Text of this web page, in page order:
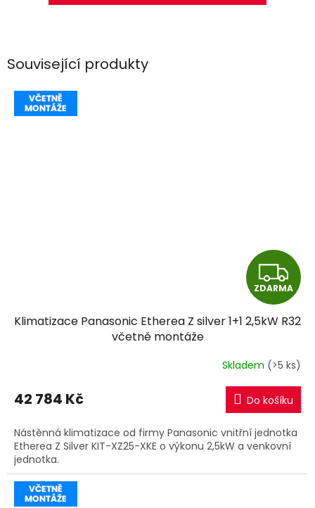
Související produkty
Z
D
A
R
M
A
ZDARMA
Klimatizace Panasonic Etherea Z silver 1+1 2,5kW R32
včetně montáže
Skladem (>5 ks)
42 784 Kč Do košíku
Nástěnná klimatizace od firmy Panasonic vnitřní jednotka
Etherea Z Silver KIT-XZ25-XKE o výkonu 2,5kW a venkovní
jednotka.